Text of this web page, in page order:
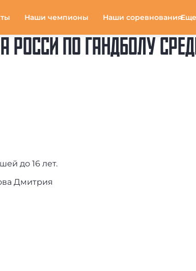
Наши чемпионы Наши соревнования
ПО ГАНДБОЛУ
до 16 лет.
Дмитрия